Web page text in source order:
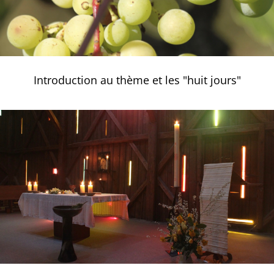
Introduction au thème et les "huit jours"